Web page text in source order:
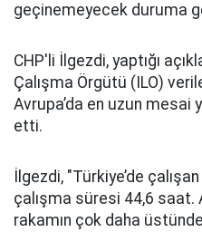
geçinemeyecek duruma
CHP'li İlgezdi, yaptığı
Çalışma Örgütü (ILO)
Avrupa’da en uzun mesai
etti.
İlgezdi, "Türkiye’de
çalışma süresi 44,6
rakamın çok daha